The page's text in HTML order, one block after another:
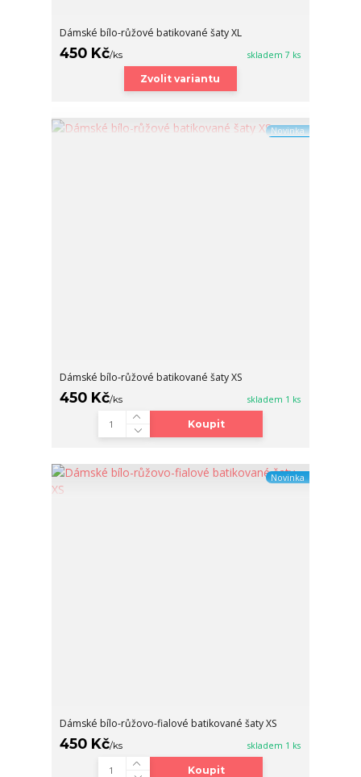
Dámské bílo-růžové batikované šaty XL
450 Kč/ks skladem 7 ks
Zvolit variantu
Novinka
Dámské bílo-růžové batikované šaty XS
450 Kč/ks skladem 1 ks
Koupit
Novinka
Dámské bílo-růžovo-fialové batikované šaty XS
450 Kč/ks skladem 1 ks
Koupit